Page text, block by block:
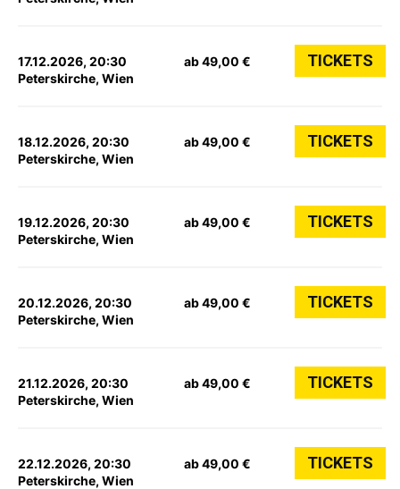
17.12.2026, 20:30
Peterskirche, Wien
ab 49,00 € TICKETS
18.12.2026, 20:30
Peterskirche, Wien
ab 49,00 € TICKETS
19.12.2026, 20:30
Peterskirche, Wien
ab 49,00 € TICKETS
20.12.2026, 20:30
Peterskirche, Wien
ab 49,00 € TICKETS
21.12.2026, 20:30
Peterskirche, Wien
ab 49,00 € TICKETS
22.12.2026, 20:30
Peterskirche, Wien
ab 49,00 € TICKETS